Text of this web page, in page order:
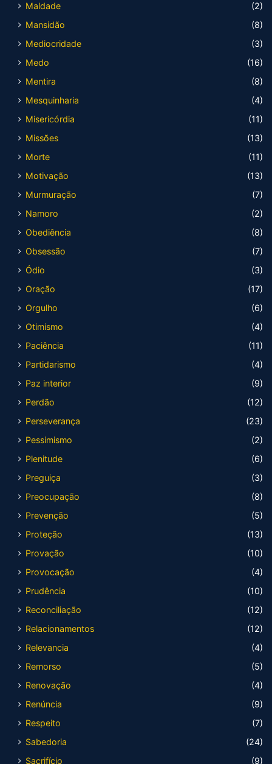
Maldade
(2)
Mansidão
(8)
Mediocridade
(3)
Medo
(16)
Mentira
(8)
Mesquinharia
(4)
Misericórdia
(11)
Missões
(13)
Morte
(11)
Motivação
(13)
Murmuração
(7)
Namoro
(2)
Obediência
(8)
Obsessão
(7)
Ódio
(3)
Oração
(17)
Orgulho
(6)
Otimismo
(4)
Paciência
(11)
Partidarismo
(4)
Paz interior
(9)
Perdão
(12)
Perseverança
(23)
Pessimismo
(2)
Plenitude
(6)
Preguiça
(3)
Preocupação
(8)
Prevenção
(5)
Proteção
(13)
Provação
(10)
Provocação
(4)
Prudência
(10)
Reconciliação
(12)
Relacionamentos
(12)
Relevancia
(4)
Remorso
(5)
Renovação
(4)
Renúncia
(9)
Respeito
(7)
Sabedoria
(24)
Sacrifício
(9)